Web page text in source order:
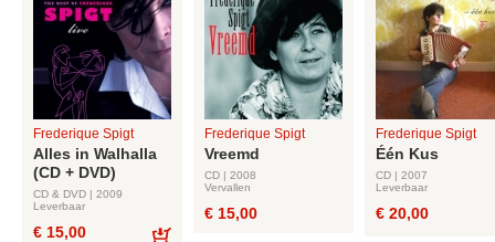
Frederique Spigt
Alles in Walhalla
(CD + DVD)
CD & DVD | 2009
Leverbaar
€ 15,00
Frederique Spigt
Vreemd
CD | 2008
Vervallen
€ 15,00
Frederique Spigt
Één Kus
CD | 2007
Leverbaar
€ 20,00